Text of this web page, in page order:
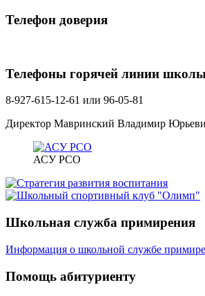
Телефон доверия
Телефоны горячей линии
8-927-615-12-61 или 96-05-81
Директор Мавринский Владимир
АСУ РСО
Школьная служба примирения
Информация о школьной службе
Помощь абитуриенту